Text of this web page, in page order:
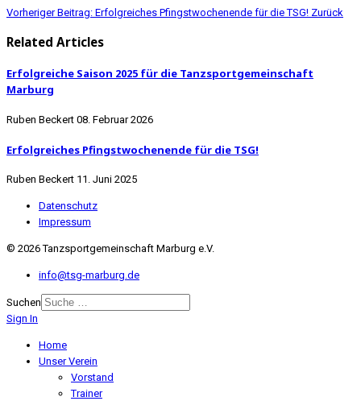
Vorheriger Beitrag: Erfolgreiches Pfingstwochenende für die TSG! Zurück
Related Articles
Erfolgreiche Saison 2025 für die Tanzsportgemeinschaft
Marburg
Ruben Beckert 08. Februar 2026
Erfolgreiches Pfingstwochenende für die TSG!
Ruben Beckert 11. Juni 2025
Datenschutz
Impressum
© 2026 Tanzsportgemeinschaft Marburg e.V.
info@tsg-marburg.de
Suchen
Sign In
Home
Unser Verein
Vorstand
Trainer